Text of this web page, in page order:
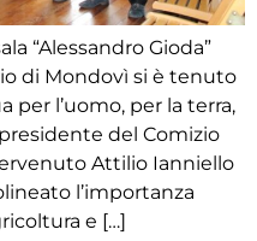
“Alessandro Gioda”
di Mondovì si è tenuto
per l’uomo, per la terra,
del Comizio
Attilio Ianniello
l’importanza
e […]